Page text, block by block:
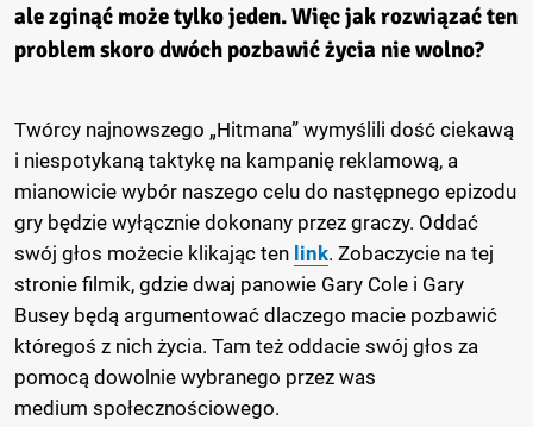
ale zginąć może tylko jeden. Więc jak rozwiązać ten
problem skoro dwóch pozbawić życia nie wolno?
Twórcy najnowszego „Hitmana” wymyślili dość ciekawą
i niespotykaną taktykę na kampanię reklamową, a
mianowicie wybór naszego celu do następnego epizodu
gry będzie wyłącznie dokonany przez graczy. Oddać
swój głos możecie klikając ten link. Zobaczycie na tej
stronie filmik, gdzie dwaj panowie Gary Cole i Gary
Busey będą argumentować dlaczego macie pozbawić
któregoś z nich życia. Tam też oddacie swój głos za
pomocą dowolnie wybranego przez was
medium społecznościowego.